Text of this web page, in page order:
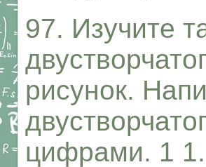
97. Изучите
рисунок.
цифрами. 1